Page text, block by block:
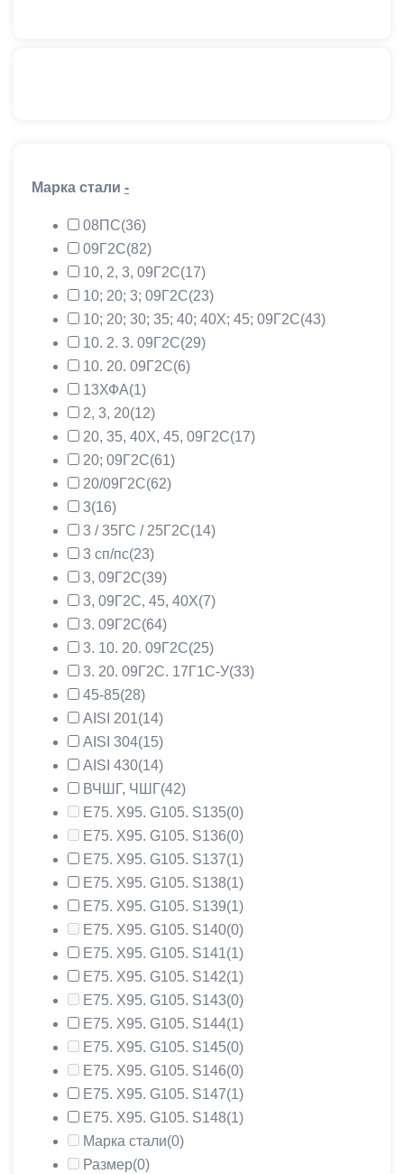
Марка стали -
08ПС(36)
09Г2С(82)
10, 2, 3, 09Г2С(17)
10; 20; 3; 09Г2С(23)
10; 20; 30; 35; 40; 40Х; 45; 09Г2С(43)
10. 2. 3. 09Г2С(29)
10. 20. 09Г2С(6)
13ХФА(1)
2, 3, 20(12)
20, 35, 40Х, 45, 09Г2С(17)
20; 09Г2С(61)
20/09Г2С(62)
3(16)
3 / 35ГС / 25Г2С(14)
3 сп/пс(23)
3, 09Г2С(39)
3, 09Г2С, 45, 40Х(7)
3. 09Г2С(64)
3. 10. 20. 09Г2С(25)
3. 20. 09Г2С. 17Г1С-У(33)
45-85(28)
AISI 201(14)
AISI 304(15)
AISI 430(14)
ВЧШГ, ЧШГ(42)
Е75. Х95. G105. S135(0)
Е75. Х95. G105. S136(0)
Е75. Х95. G105. S137(1)
Е75. Х95. G105. S138(1)
Е75. Х95. G105. S139(1)
Е75. Х95. G105. S140(0)
Е75. Х95. G105. S141(1)
Е75. Х95. G105. S142(1)
Е75. Х95. G105. S143(0)
Е75. Х95. G105. S144(1)
Е75. Х95. G105. S145(0)
Е75. Х95. G105. S146(0)
Е75. Х95. G105. S147(1)
Е75. Х95. G105. S148(1)
Марка стали(0)
Размер(0)